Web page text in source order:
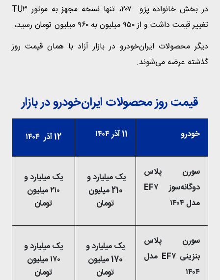
در بخش خانواده پژو ۲۰۷، تنها نسخه مجهز به موتور TU۳
تغییر قیمت داشت و از ۹۵۰ میلیون به ۹۶۰ میلیون تومان رسید،.
دیگر محصولات ایران‌خودرو در بازار آزاد با همان قیمت روز
گذشته عرضه می‌شوند.
قیمت روز محصولات ایران‌خودرو در بازار
خودرو 11 آذر ۱۴۰۴ 12 آذر ۱۴۰۴
سورن پلاس
دوگانه‌سوز EF۷
مدل ۱۴۰۴
یک میلیارد و
210 میلیون
تومان
یک میلیارد و
۲۱۰ میلیون
تومان
سورن پلاس
بنزینی EF۷ مدل
۱۴۰۴
یک میلیارد و
170 میلیون
تومان
یک میلیارد و
۱۷۰ میلیون
تومان